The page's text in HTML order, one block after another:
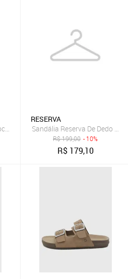
Lazy Couro Marrom
RESERVA
Sandália Reserva De Dedo Preto
R$199,00 - 10%
R$ 179,10